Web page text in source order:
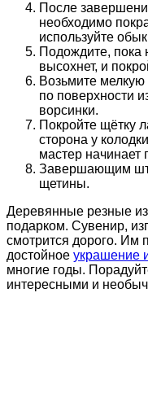
После
необходимо
используйте
Подождите, пока
высохнет, и
Возьмите
по поверхности
ворсинки.
Покройте щётку
сторона у
мастер начинает
Завершающим
щетины.
Деревянные резные
подарком. Сувенир,
смотрится дорого. Им
достойное украшение
многие годы.
интересными и